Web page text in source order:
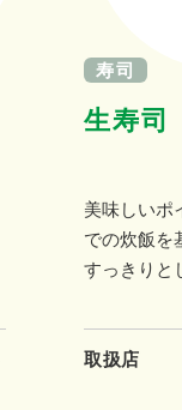
寿司
生寿
美味しいポ
での炊飯を
すっきりと
取扱店